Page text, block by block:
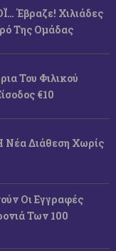
Έβραζε! Χιλιάδες
Της Ομάδας
Του Φιλικού
€10
Νέα Διάθεση Χωρίς
Οι Εγγραφές
Των 100